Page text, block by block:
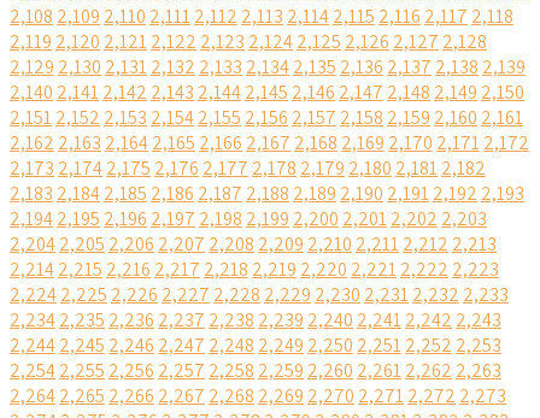
2,108 2,109 2,110 2,1112,112 2,113 2,1142,115 2,116 2,117 2,118
2,119 2,120 2,1212,122 2,123 2,1242,125 2,126 2,127 2,128
2,129 2,130 2,1312,132 2,133 2,1342,135 2,136 2,137 2,138 2,139
2,140 2,1412,142 2,143 2,1442,145 2,146 2,147 2,148 2,149 2,150
2,1512,152 2,153 2,1542,155 2,156 2,157 2,158 2,159 2,160 2,161
2,162 2,163 2,1642,165 2,166 2,167 2,168 2,169 2,170 2,1712,172
2,173 2,1742,175 2,176 2,177 2,178 2,179 2,180 2,1812,182
2,183 2,1842,185 2,186 2,187 2,188 2,189 2,190 2,1912,192 2,193
2,1942,195 2,196 2,197 2,198 2,199 2,200 2,2012,202 2,203
2,2042,205 2,206 2,207 2,208 2,209 2,210 2,2112,212 2,213
2,2142,215 2,216 2,217 2,218 2,219 2,220 2,2212,222 2,223
2,2242,225 2,226 2,227 2,228 2,229 2,230 2,2312,232 2,233
2,2342,235 2,236 2,237 2,238 2,239 2,240 2,2412,242 2,243
2,2442,245 2,246 2,247 2,248 2,249 2,250 2,2512,252 2,253
2,2542,255 2,256 2,257 2,258 2,259 2,260 2,2612,262 2,263
2,2642,265 2,266 2,267 2,268 2,269 2,270 2,2712,272 2,273